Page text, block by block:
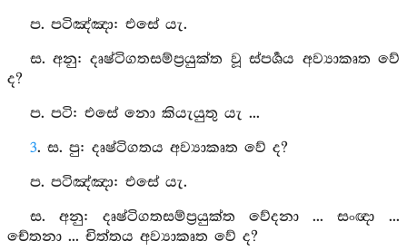
ප. පටිඤ්‍ඤා: එසේ යැ.
ස. අනු: දෘෂ්ටිගතසම්ප්‍රයුක්ත වූ ස්පර්‍ශය අව්‍යාකෘත වේ
ද?
ප. පටි: එසේ නො කියැයුතු යැ ...
3. ස. පු: දෘෂ්ටිගතය අව්‍යාකෘත වේ ද?
ප. පටිඤ්‍ඤා: එසේ යැ.
ස. අනු: දෘෂ්ටිගතසම්ප්‍රයුක්ත වේදනා ... සංඥා ...
චේතනා ... චිත්තය අව්‍යාකෘත වේ ද?